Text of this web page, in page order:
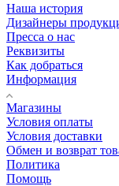
Наша история
Дизайнеры
Пресса о нас
Реквизиты
Как добраться
Информация
Магазины
Условия оплаты
Условия доставки
Обмен и возврат
Политика
Помощь